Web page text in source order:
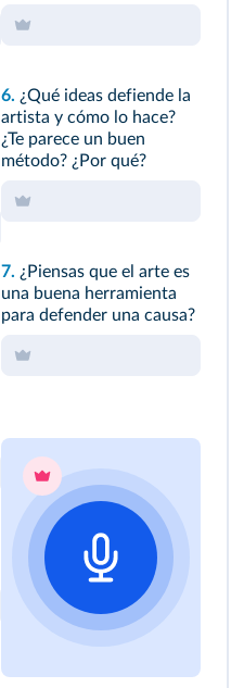
6. ¿Qué ideas defiende la
artista y cómo lo hace?
¿Te parece un buen
método? ¿Por qué?
7. ¿Piensas que el arte es
una buena herramienta
para defender una causa?